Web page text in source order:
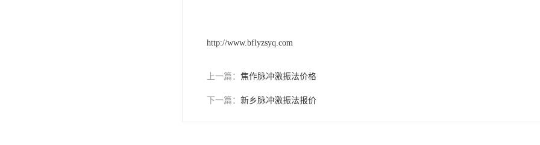
http://www.bflyzsyq.com
上一篇： 焦作脉冲激振法价格
下一篇： 新乡脉冲激振法报价